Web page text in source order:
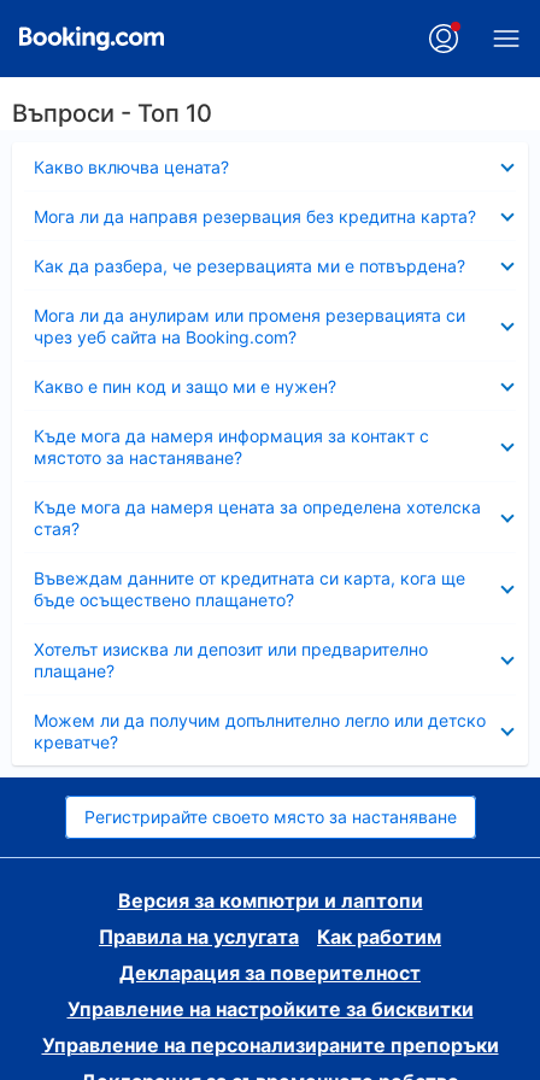
Въпроси - Топ 10
Какво включва цената?
Мога ли да направя резервация без кредитна карта?
Как да разбера, че резервацията ми е потвърдена?
Мога ли да анулирам или променя резервацията си
чрез уеб сайта на Booking.com?
Какво е пин код и защо ми е нужен?
Къде мога да намеря информация за контакт с
мястото за настаняване?
Къде мога да намеря цената за определена хотелска
стая?
Въвеждам данните от кредитната си карта, кога ще
бъде осъществено плащането?
Хотелът изисква ли депозит или предварително
плащане?
Можем ли да получим допълнително легло или детско
креватче?
Регистрирайте своето място за настаняване
Версия за компютри и лаптопи
Правила на услугата
Как работим
Декларация за поверителност
Управление на настройките за бисквитки
Управление на персонализираните препоръки